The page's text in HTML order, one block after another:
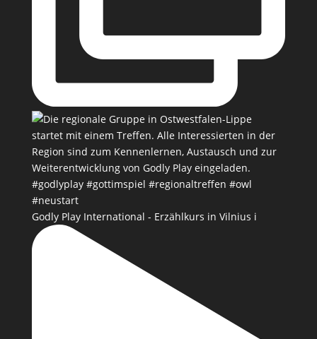
Godly Play International - Erzählkurs in Vilnius i